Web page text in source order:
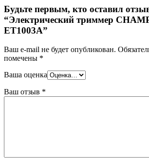
Будьте первым, кто оставил
“Электрический триммер
ET1003A”
Ваш e-mail не будет опубликован.
помечены *
Ваша оценка
Ваш отзыв *